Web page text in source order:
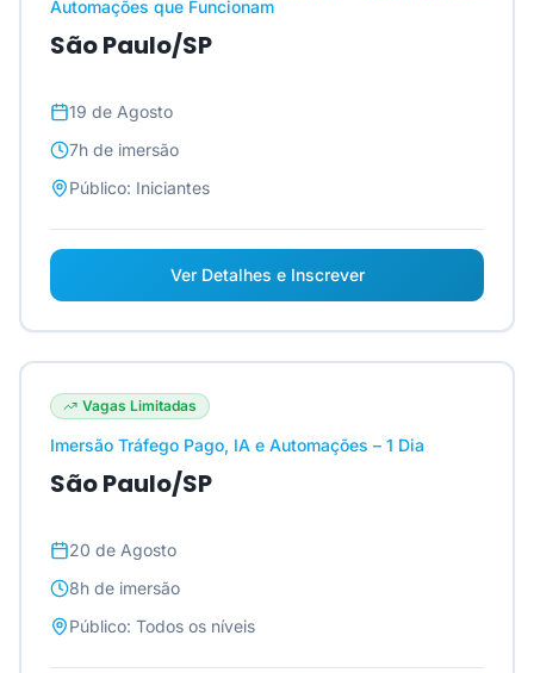
Automações que Funcionam
São Paulo/SP
19 de Agosto
7h de imersão
Público: Iniciantes
Ver Detalhes e Inscrever
Vagas Limitadas
Imersão Tráfego Pago, IA e Automações – 1 Dia
São Paulo/SP
20 de Agosto
8h de imersão
Público: Todos os níveis